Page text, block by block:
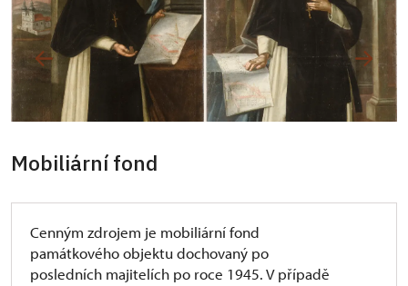
Mobiliární fond
Cenným zdrojem je mobiliární fond
památkového objektu dochovaný po
posledních majitelích po roce 1945. V případě